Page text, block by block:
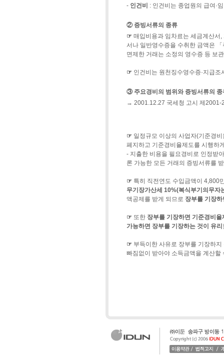
- 인건비 : 인건비는 종업원의 급여·
② 증빙서류의 종류
☞ 매입비용과 임차료는 세금계산서
서나 일반영수증을 수취한 금액은
면제한 거래는 소정의 영수증 등 보
☞ 인건비는 원천징수영수증·지급
③ 주요경비의 범위와 증빙서류의 종
→ 2001.12.27 국세청 고시 제2001-
☞ 일정규모 이상의 사업자(기준경
폐지하고 기준경비율제도를 시행하
- 지출한 비용을 필요경비로 인정받
론 가능한 모든 거래의 증빙서류를
☞ 특히 직전연도 수입금액이 4,800
무기장가산세 10%(복식부기의무자
액공제를 받게 되므로 장부를 기장
☞ 또한 장부를 기장하면 기준경비
가능하면 장부를 기장하는 것이 유리
☞ 부득이한 사유로 장부를 기장하
빠짐없이 받아야 소득금액을 계산